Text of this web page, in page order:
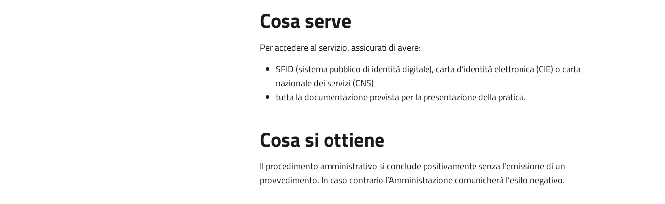
Cosa serve
Per accedere al servizio, assicurati di avere:
SPID (sistema pubblico di identità digitale), carta d’identità elettronica (CIE) o carta
nazionale dei servizi (CNS)
tutta la documentazione prevista per la presentazione della pratica.
Cosa si ottiene
Il procedimento amministrativo si conclude positivamente senza l’emissione di un
provvedimento. In caso contrario l’Amministrazione comunicherà l’esito negativo.